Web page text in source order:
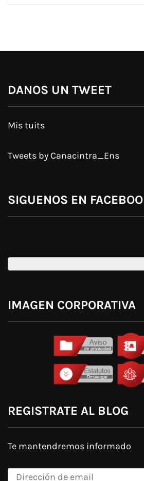
DANOS UN TWEET
Mis tuits
Tweets by Canacintra_Ens
SIGUENOS EN
IMAGEN CORPORATIVA
REGISTRATE AL BLOG
Te mantendremos informado
Dirección